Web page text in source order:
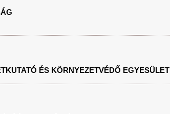
ÉS KÖRNYEZETVÉDŐ EGYESÜLET